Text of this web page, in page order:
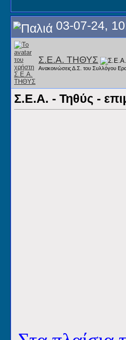
03-07-24,
Σ.Ε.Α. ΤΗΘΥΣ
Ανακοινώσεις Δ.Σ. του Συλλόγου
Σ.Ε.Α. - Τηθύς -